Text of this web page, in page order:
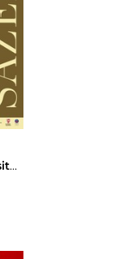
Leon Sazerat : Exposition Du 28 Mai 2026 Au 2 Janvier 2027